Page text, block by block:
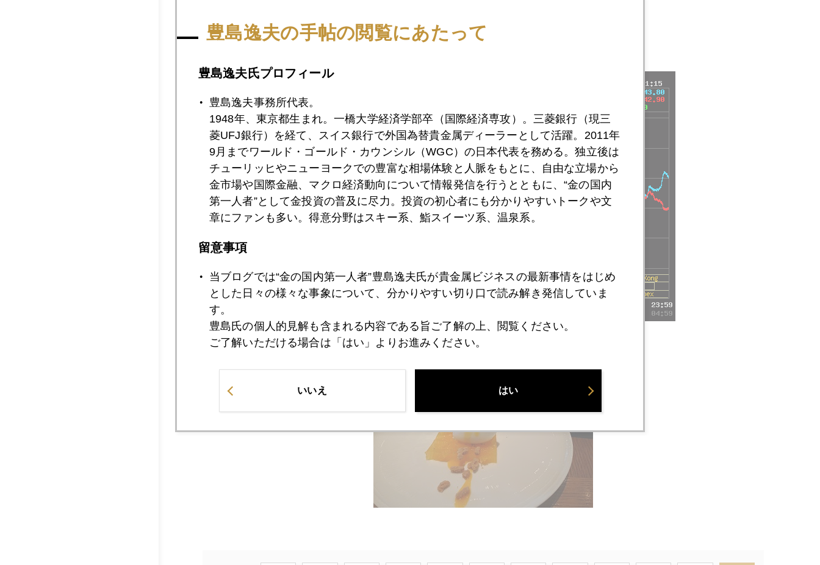
金価格は下のグラフどおり。１２４０ドル台で行ったり来たり。値固め。
豊島逸夫の手帖の閲覧にあたって
豊島逸夫氏プロフィール
豊島逸夫事務所代表。
1948年、東京都生まれ。一橋大学経済学部卒（国際経済専攻）。三菱銀行（現三
菱UFJ銀行）を経て、スイス銀行で外国為替貴金属ディーラーとして活躍。2011年
9月までワールド・ゴールド・カウンシル（WGC）の日本代表を務める。独立後は
チューリッヒやニューヨークでの豊富な相場体験と人脈をもとに、自由な立場から
金市場や国際金融、マクロ経済動向について情報発信を行うとともに、“金の国内
第一人者”として金投資の普及に尽力。投資の初心者にも分かりやすいトークや文
章にファンも多い。得意分野はスキー系、鮨スイーツ系、温泉系。
留意事項
当ブログでは“金の国内第一人者”豊島逸夫氏が貴金属ビジネスの最新事情をはじめ
とした日々の様々な事象について、分かりやすい切り口で読み解き発信していま
す。
豊島氏の個人的見解も含まれる内容である旨ご了解の上、閲覧ください。
ご了解いただける場合は「はい」よりお進みください。
いいえ はい